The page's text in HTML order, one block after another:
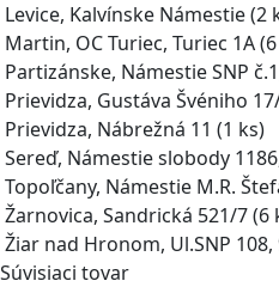
Levice, Kalvínske Námestie(2
Martin, OC Turiec, Turiec 1A
Partizánske, Námestie SNP
Prievidza, Gustáva Švéniho
Prievidza, Nábrežná 11 (1 ks)
Sereď, Námestie slobody
Topoľčany, Námestie M.R.
Žarnovica, Sandrická 521/7(6
Žiar nad Hronom, Ul.SNP
Súvisiaci tovar